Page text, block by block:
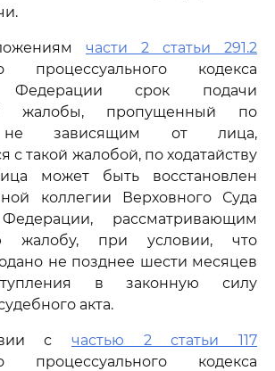
части 2 статьи 291.2
процессуального кодекса
Федерации срок подачи
жалобы, пропущенный по
не зависящим от лица,
с такой жалобой, по ходатайству
может быть восстановлен
коллегии Верховного Суда
рассматривающим
жалобу, при условии, что
не позднее шести месяцев
в законную силу
акта.
с частью 2 статьи 117
процессуального кодекса